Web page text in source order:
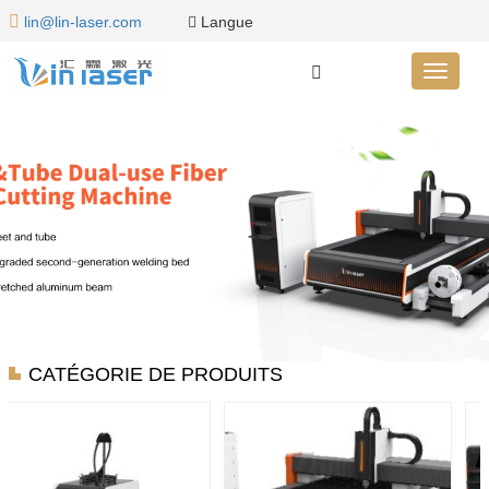
lin@lin-laser.com Langue
CATÉGORIE DE PRODUITS